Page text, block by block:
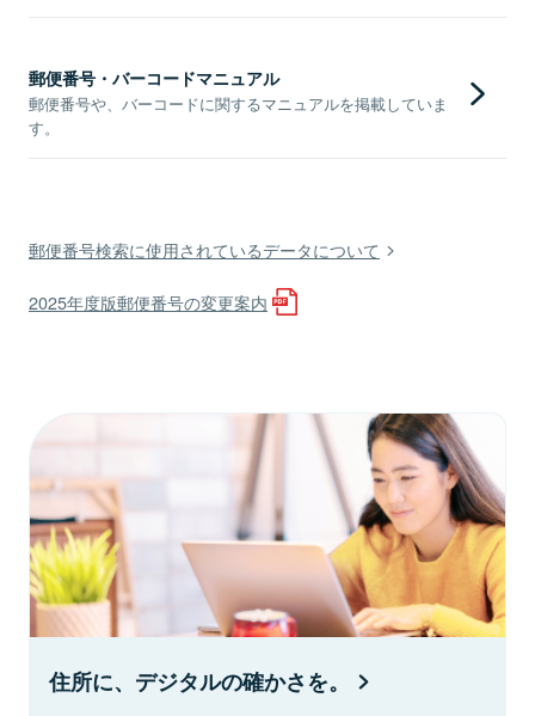
郵便番号・バーコードマニュアル
郵便番号や、バーコードに関するマニュアルを掲載していま
す。
郵便番号検索に使用されているデータについて
2025年度版郵便番号の変更案内
住所に、デジタルの確かさを。